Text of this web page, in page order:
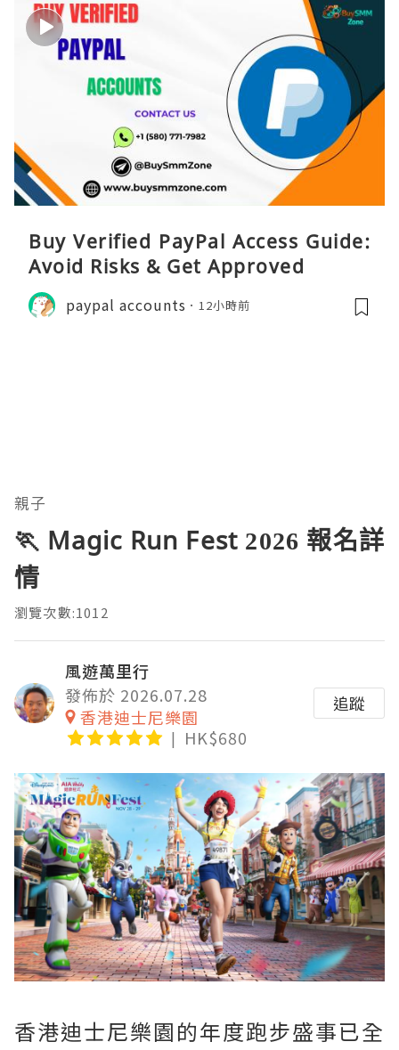
Buy Verified PayPal Access Guide:
Avoid Risks & Get Approved
paypal accounts 12小時前
親子
🏃 Magic Run Fest 2026 報名詳
情
瀏覽次數:1012
風遊萬里行
發佈於 2026.07.28
香港迪士尼樂園
HK$680
追蹤
香港迪士尼樂園的年度跑步盛事已全